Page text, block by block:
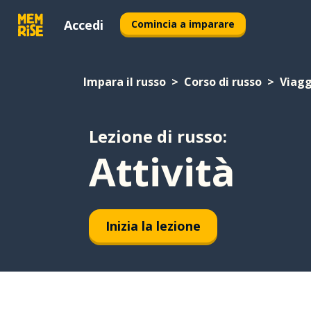
Accedi Comincia a imparare
Impara il russo Corso di russo
Lezione di russo:
Attività
Inizia la lezione